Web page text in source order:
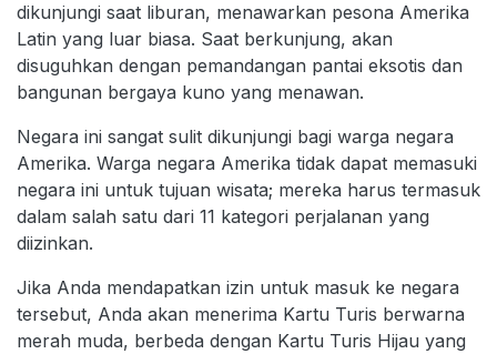
dikunjungi saat liburan, menawarkan pesona Amerika
Latin yang luar biasa. Saat berkunjung, akan
disuguhkan dengan pemandangan pantai eksotis dan
bangunan bergaya kuno yang menawan.
Negara ini sangat sulit dikunjungi bagi warga negara
Amerika. Warga negara Amerika tidak dapat memasuki
negara ini untuk tujuan wisata; mereka harus termasuk
dalam salah satu dari 11 kategori perjalanan yang
diizinkan.
Jika Anda mendapatkan izin untuk masuk ke negara
tersebut, Anda akan menerima Kartu Turis berwarna
merah muda, berbeda dengan Kartu Turis Hijau yang